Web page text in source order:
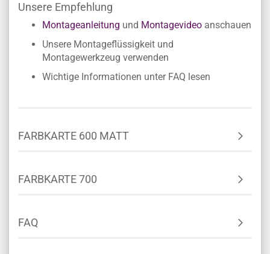
Unsere Empfehlung
Montageanleitung und Montagevideo anschauen
Unsere Montageflüssigkeit und
Montagewerkzeug verwenden
Wichtige Informationen unter FAQ lesen
FARBKARTE 600 MATT
FARBKARTE 700
FAQ